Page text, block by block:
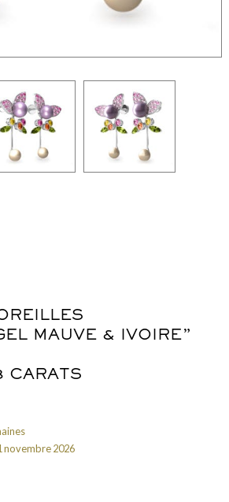
Collier "Oméga"
MAUVE & IVOIRE”
CARATS
novembre 2026